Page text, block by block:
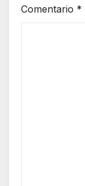
Comentario *